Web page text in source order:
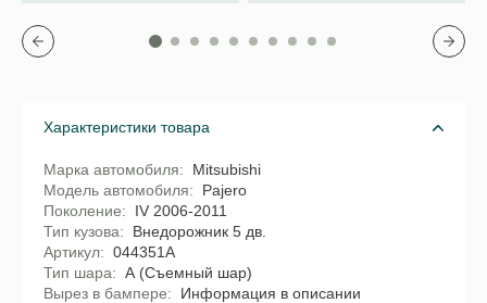
Характеристики товара
Марка автомобиля
Mitsubishi
Модель автомобиля
Pajero
Поколение
IV 2006-2011
Тип кузова
Внедорожник 5 дв.
Артикул
044351A
Тип шара
А (Съемный шар)
Вырез в бампере
Информация в описании